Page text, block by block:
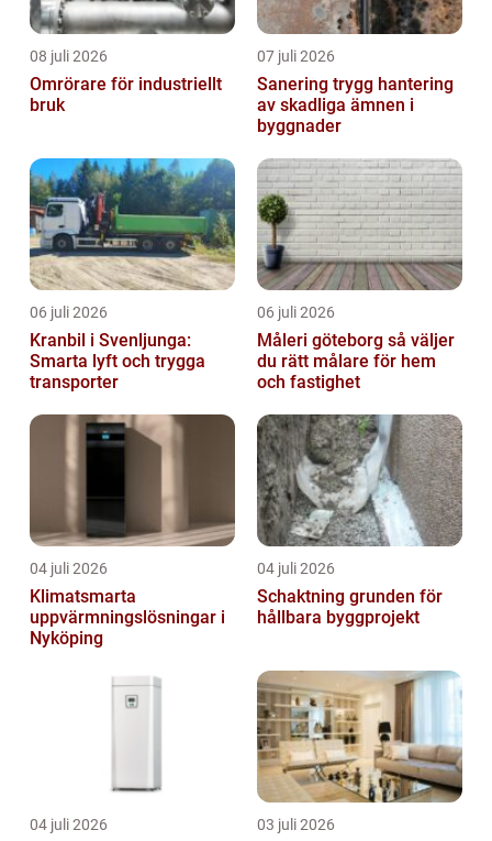
08 juli 2026
Omrörare för industriellt
bruk
07 juli 2026
Sanering trygg hantering
av skadliga ämnen i
byggnader
06 juli 2026
Kranbil i Svenljunga:
Smarta lyft och trygga
transporter
06 juli 2026
Måleri göteborg så väljer
du rätt målare för hem
och fastighet
04 juli 2026
Klimatsmarta
uppvärmningslösningar i
Nyköping
04 juli 2026
Schaktning grunden för
hållbara byggprojekt
04 juli 2026 03 juli 2026